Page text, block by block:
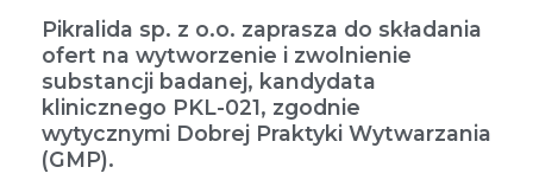
Pikralida sp. z o.o. zaprasza do składania
ofert na wytworzenie i zwolnienie
substancji badanej, kandydata
klinicznego PKL-021, zgodnie
wytycznymi Dobrej Praktyki Wytwarzania
(GMP).